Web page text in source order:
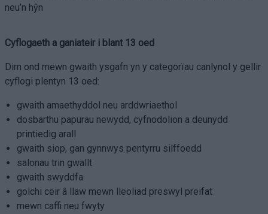
neu’n hŷn
Cyflogaeth a ganiateir i blant 13 oed
Dim ond mewn gwaith ysgafn yn y categorïau canlynol y gellir
cyflogi plentyn 13 oed:
gwaith amaethyddol neu arddwriaethol
dosbarthu papurau newydd, cyfnodolion a deunydd
printiedig arall
gwaith siop, gan gynnwys pentyrru silffoedd
salonau trin gwallt
gwaith swyddfa
golchi ceir â llaw mewn lleoliad preswyl preifat
mewn caffi neu fwyty